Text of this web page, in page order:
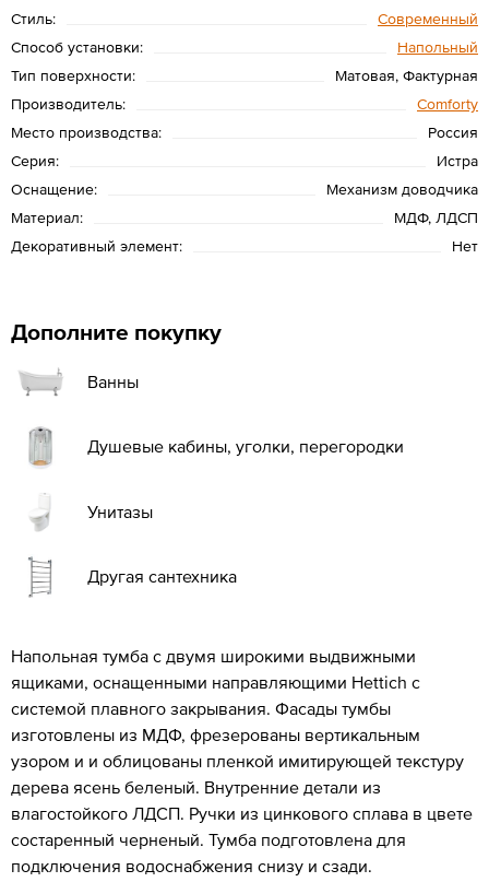
Стиль:
Современный
Способ установки:
Напольный
Тип поверхности:
Матовая, Фактурная
Производитель:
Сomforty
Место производства:
Россия
Серия:
Истра
Оснащение:
Механизм доводчика
Материал:
МДФ, ЛДСП
Декоративный элемент:
Нет
Дополните покупку
Ванны
Душевые кабины, уголки, перегородки
Унитазы
Другая сантехника
Напольная тумба с двумя широкими выдвижными
ящиками, оснащенными направляющими Hettich с
системой плавного закрывания. Фасады тумбы
изготовлены из МДФ, фрезерованы вертикальным
узором и и облицованы пленкой имитирующей текстуру
дерева ясень беленый. Внутренние детали из
влагостойкого ЛДСП. Ручки из цинкового сплава в цвете
состаренный черненый. Тумба подготовлена для
подключения водоснабжения снизу и сзади.